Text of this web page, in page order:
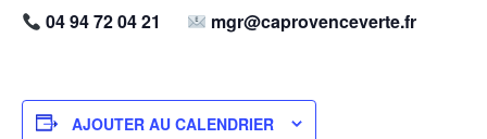
04 94 72 04 21
mgr@caprovenceverte.fr
AJOUTER AU CALENDRIER